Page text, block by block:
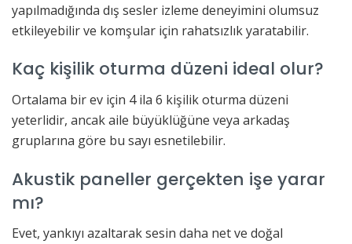
yapılmadığında dış sesler izleme deneyimini olumsuz
etkileyebilir ve komşular için rahatsızlık yaratabilir.
Kaç kişilik oturma düzeni ideal olur?
Ortalama bir ev için 4 ila 6 kişilik oturma düzeni
yeterlidir, ancak aile büyüklüğüne veya arkadaş
gruplarına göre bu sayı esnetilebilir.
Akustik paneller gerçekten işe yarar
mı?
Evet, yankıyı azaltarak sesin daha net ve doğal